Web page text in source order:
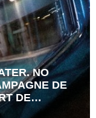
NO
DE
DE